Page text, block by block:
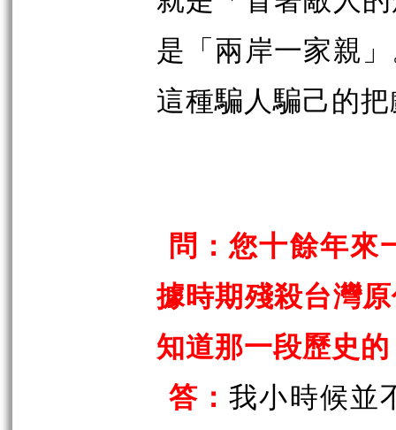
是「兩岸一家親
這種騙人騙己的
問：您十餘年來
據時期殘殺台灣
知道那一段歷史
答：我小時候並